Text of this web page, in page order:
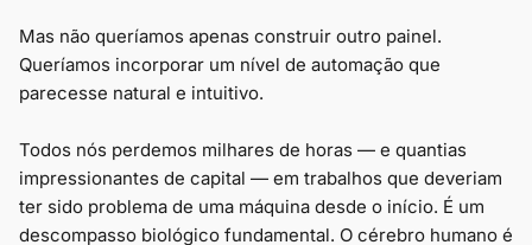
Mas não queríamos apenas construir outro painel.
Queríamos incorporar um nível de automação que
parecesse natural e intuitivo.
Todos nós perdemos milhares de horas — e quantias
impressionantes de capital — em trabalhos que deveriam
ter sido problema de uma máquina desde o início. É um
descompasso biológico fundamental. O cérebro humano é